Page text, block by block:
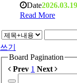
Date2026.03.19
Read More
쓰기
Board Pagination
Prev 1 Next